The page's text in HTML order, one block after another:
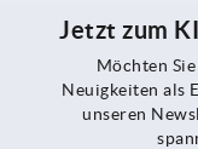
Jetzt zum
Möchten
Neuigkeiten als
unseren